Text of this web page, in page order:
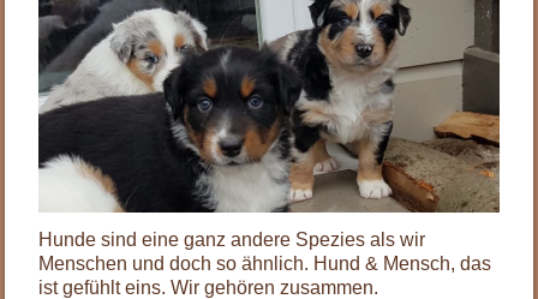
Hunde sind eine ganz andere Spezies als wir
Menschen und doch so ähnlich. Hund & Mensch, das
ist gefühlt eins. Wir gehören zusammen.